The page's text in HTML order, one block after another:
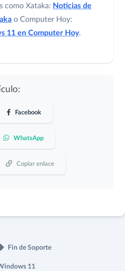
como Xataka: Noticias de
o Computer Hoy:
11 en Computer Hoy.
Facebook
WhatsApp
Copiar enlace
Fin de Soporte
11